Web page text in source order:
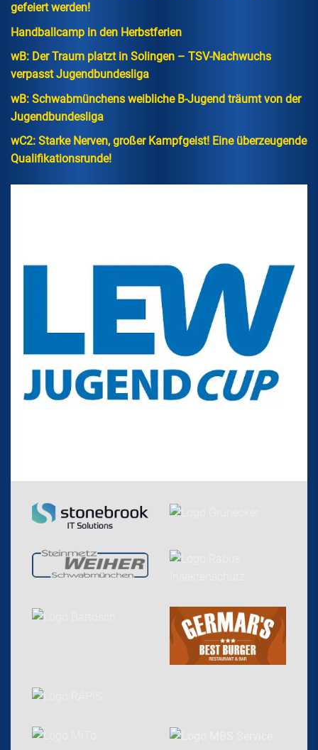
gefeiert werden!
Handballcamp in den Herbstferien
wB: Der Traum platzt in Solingen – TSV-Nachwuchs
verpasst Jugendbundesliga
wB: Schwabmünchens weibliche B-Jugend träumt von der
Jugendbundesliga
wC2: Starke Nerven, großer Kampfgeist! Eine überzeugende
Qualifikationsrunde!